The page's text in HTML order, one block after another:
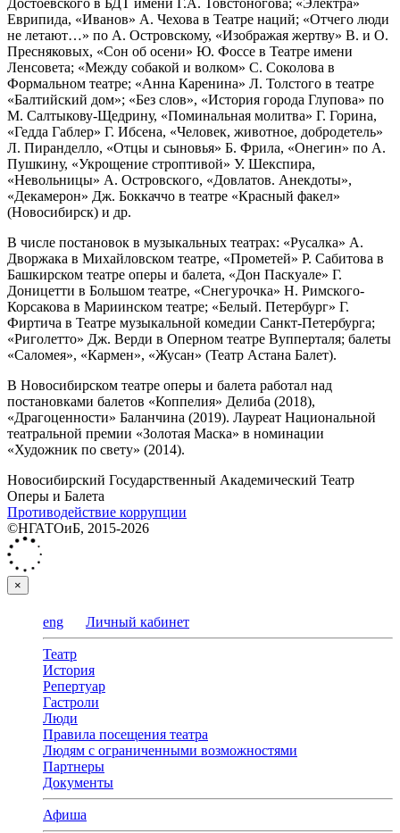
Достоевского в БДТ имени Г.А. Товстоногова; «Электра»
Еврипида, «Иванов» А. Чехова в Театре наций; «Отчего люди
не летают…» по А. Островскому, «Изображая жертву» В. и О.
Пресняковых, «Сон об осени» Ю. Фоссе в Театре имени
Ленсовета; «Между собакой и волком» С. Соколова в
Формальном театре; «Анна Каренина» Л. Толстого в театре
«Балтийский дом»; «Без слов», «История города Глупова» по
М. Салтыкову-Щедрину, «Поминальная молитва» Г. Горина,
«Гедда Габлер» Г. Ибсена, «Человек, животное, добродетель»
Л. Пиранделло, «Отцы и сыновья» Б. Фрила, «Онегин» по А.
Пушкину, «Укрощение строптивой» У. Шекспира,
«Невольницы» А. Островского, «Довлатов. Анекдоты»,
«Декамерон» Дж. Боккаччо в театре «Красный факел»
(Новосибирск) и др.
В числе постановок в музыкальных театрах: «Русалка» А.
Дворжака в Михайловском театре, «Прометей» Р. Сабитова в
Башкирском театре оперы и балета, «Дон Паскуале» Г.
Доницетти в Большом театре, «Снегурочка» Н. Римского-
Корсакова в Мариинском театре; «Белый. Петербург» Г.
Фиртича в Театре музыкальной комедии Санкт-Петербурга;
«Риголетто» Дж. Верди в Оперном театре Вупперталя; балеты
«Саломея», «Кармен», «Жусан» (Театр Астана Балет).
В Новосибирском театре оперы и балета работал над
постановками балетов «Коппелия» Делиба (2018),
«Драгоценности» Баланчина (2019). Лауреат Национальной
театральной премии «Золотая Маска» в номинации
«Художник по свету» (2014).
Новосибирский Государственный Академический Театр
Оперы и Балета
Противодействие коррупции
©НГАТОиБ, 2015-2026
×
eng Личный кабинет
Театр
История
Репертуар
Гастроли
Люди
Правила посещения театра
Людям с ограниченными возможностями
Партнеры
Документы
Афиша